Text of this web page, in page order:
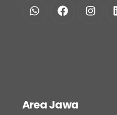
Area Jawa